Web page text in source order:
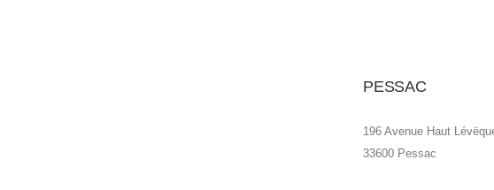
PESSAC
196 Avenue Haut
33600 Pessac